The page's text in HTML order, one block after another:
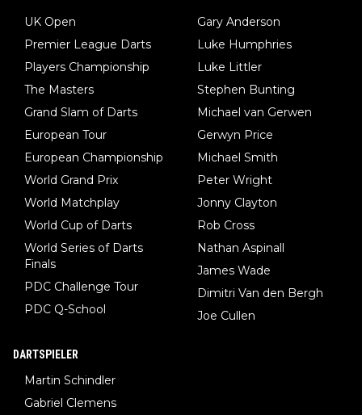
UK Open
Premier League Darts
Players Championship
The Masters
Grand Slam of Darts
European Tour
European Championship
World Grand Prix
World Matchplay
World Cup of Darts
World Series of Darts
Finals
PDC Challenge Tour
PDC Q-School
Gary Anderson
Luke Humphries
Luke Littler
Stephen Bunting
Michael van Gerwen
Gerwyn Price
Michael Smith
Peter Wright
Jonny Clayton
Rob Cross
Nathan Aspinall
James Wade
Dimitri Van den Bergh
Joe Cullen
DARTSPIELER
Martin Schindler
Gabriel Clemens